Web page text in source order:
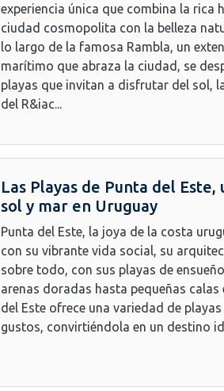
experiencia única que combina la rica
ciudad cosmopolita con la belleza
lo largo de la famosa Rambla, un
marítimo que abraza la ciudad, se
playas que invitan a disfrutar del sol,
del R&iac...
Las Playas de Punta del Este,
sol y mar en Uruguay
Punta del Este, la joya de la costa
con su vibrante vida social, su
sobre todo, con sus playas de
arenas doradas hasta pequeñas calas
del Este ofrece una variedad de
gustos, convirtiéndola en un destino